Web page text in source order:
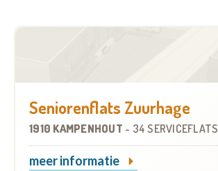
Seniorenflats Zuurhage
1910 KAMPENHOUT - 34 SERVICEFLATS
meer informatie